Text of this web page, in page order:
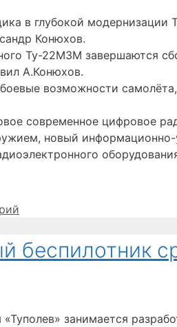
в глубокой
Конюхов.
Ту-22М3М завершаются
А.Конюхов.
возможности
современное цифровое
новый
беспилотник
занимается